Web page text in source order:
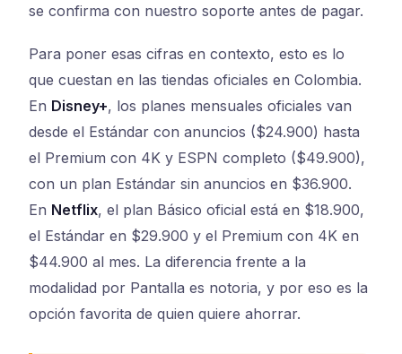
se confirma con nuestro soporte antes de pagar.
Para poner esas cifras en contexto, esto es lo
que cuestan en las tiendas oficiales en Colombia.
En Disney+, los planes mensuales oficiales van
desde el Estándar con anuncios ($24.900) hasta
el Premium con 4K y ESPN completo ($49.900),
con un plan Estándar sin anuncios en $36.900.
En Netflix, el plan Básico oficial está en $18.900,
el Estándar en $29.900 y el Premium con 4K en
$44.900 al mes. La diferencia frente a la
modalidad por Pantalla es notoria, y por eso es la
opción favorita de quien quiere ahorrar.